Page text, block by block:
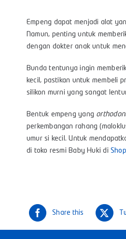
Empeng dapat menjadi alat
Namun, penting untuk
dengan dokter anak untuk
Bunda tentunya ingin
kecil, pastikan untuk membeli
silikon murni yang sangat
Bentuk empeng yang
perkembangan rahang
umur si kecil. Untuk
di toko resmi Baby Huki di
Share this